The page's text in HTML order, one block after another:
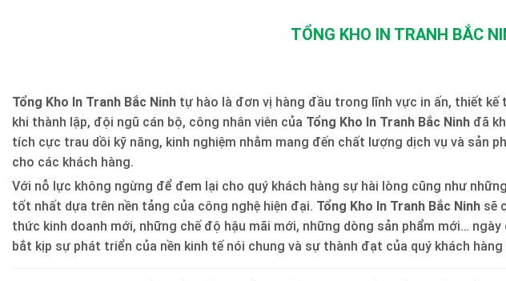
TỔNG KHO IN TRANH BẮC
Tổng Kho In Tranh Bắc Ninh tự hào là đơn vị hàng đầu trong lĩnh vực in ấn, thiết kế
khi thành lập, đội ngũ cán bộ, công nhân viên của Tổng Kho In Tranh Bắc Ninh đã
tích cực trau dồi kỹ năng, kinh nghiệm nhằm mang đến chất lượng dịch vụ và sản
cho các khách hàng.
Với nỗ lực không ngừng để đem lại cho quý khách hàng sự hài lòng cũng như
tốt nhất dựa trên nền tảng của công nghệ hiện đại. Tổng Kho In Tranh Bắc Ninh sẽ
thức kinh doanh mới, những chế độ hậu mãi mới, những dòng sản phẩm mới…
bắt kịp sự phát triển của nền kinh tế nói chung và sự thành đạt của quý khách hàng